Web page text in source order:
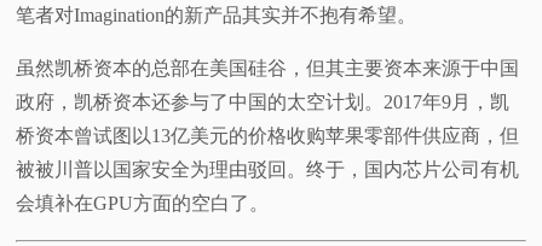
笔者对Imagination的新产品其实并不抱有希望。
虽然凯桥资本的总部在美国硅谷，但其主要资本来源于中国
政府，凯桥资本还参与了中国的太空计划。2017年9月，凯
桥资本曾试图以13亿美元的价格收购苹果零部件供应商，但
被被川普以国家安全为理由驳回。终于，国内芯片公司有机
会填补在GPU方面的空白了。